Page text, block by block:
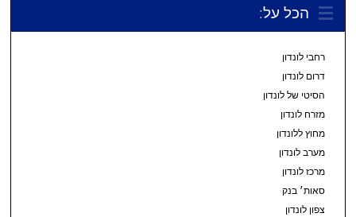
הכל על:
רחבי לונדון
דרום לונדון
הסיטי של לונדון
מזרח לונדון
מחוץ ללונדון
מערב לונדון
מרכז לונדון
סאות׳ בנק
צפון לונדון